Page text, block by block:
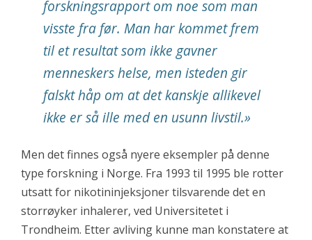
forskningsrapport om noe som man
visste fra før. Man har kommet frem
til et resultat som ikke gavner
menneskers helse, men isteden gir
falskt håp om at det kanskje allikevel
ikke er så ille med en usunn livstil.»
Men det finnes også nyere eksempler på denne
type forskning i Norge. Fra 1993 til 1995 ble rotter
utsatt for nikotininjeksjoner tilsvarende det en
storrøyker inhalerer, ved Universitetet i
Trondheim. Etter avliving kunne man konstatere at